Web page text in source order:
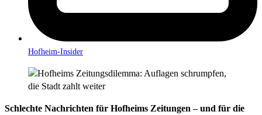
Hofheim-Insider
Schlechte Nachrichten für Hofheims Zeitungen – und für die